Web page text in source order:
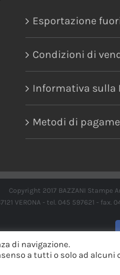
Esportazione
Condizioni di
Informativa sulla
Metodi di
Copyright 2017 BAZZANI
VERONA - tel. 045 597621 - fax.
di navigazione.
a tutti o solo ad alcuni